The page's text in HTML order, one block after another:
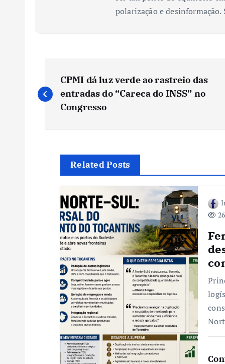
polarização e
a
CPMI dá luz verde ao rastreio das
entradas do “Careca do INSS” no
Congresso
Related Posts